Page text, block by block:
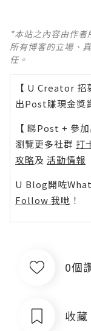
*本站之內容由作
所有博客的立場、
任。
【 U Creator 招
出Post賺現金獎
【 睇Post + 參加
瀏覽更多社群 打
攻略及 活動情報
U Blog開咗
Follow 我哋 ！
0個
收藏